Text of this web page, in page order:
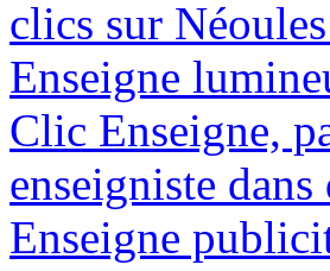
clics sur
Enseigne
Clic Enseigne,
enseigniste
Enseigne